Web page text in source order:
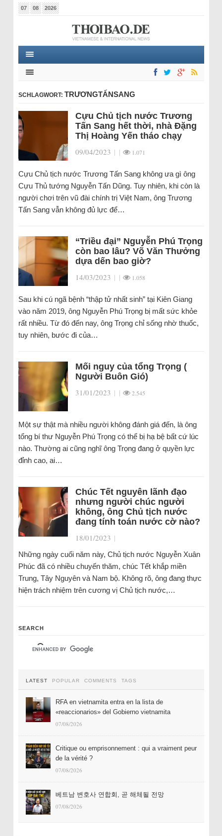
07 08 2026
SCHLAGWORT: TRƯƠNGTẤNSANG
Cựu Chủ tịch nước Trương
Tấn Sang hết thời, nhà Đặng
Thị Hoàng Yến tháo chạy
09/04/2023 | | 1.071
Cựu Chủ tịch nước Trương Tấn Sang không ưa gì ông
Cựu Thủ tướng Nguyễn Tấn Dũng. Tuy nhiên, khi còn là
người chơi trên vũ đài chính trị Việt Nam, ông Trương
Tấn Sang vẫn không đủ lực để…
“Triều đại” Nguyễn Phú Trọng
còn bao lâu? Võ Văn Thưởng
dựa dến bao giờ?
14/03/2023 | | 1.058
Sau khi cú ngã bệnh “thập tử nhất sinh” tại Kiên Giang
vào năm 2019, ông Nguyễn Phú Trọng bị mất sức khỏe
rất nhiều. Từ đó đến nay, ông Trọng chỉ sống nhờ thuốc,
tuy nhiên, bước đi của…
Mối nguy của tổng Trọng (
Người Buôn Gió)
31/01/2023 | | 2.545
Một sự thật mà nhiều người không đánh giá đến, là ông
tổng bí thư Nguyễn Phú Trọng có thể bị hạ bệ bất cứ lúc
nào. Thường ai cũng nghĩ ông Trọng đang ở quyền lực
đỉnh cao, ai…
Chúc Tết nguyên lãnh đạo
nhưng người chúc người
không, ông Chủ tịch nước
đang tính toán nước cờ nào?
18/01/2023 |
Những ngày cuối năm này, Chủ tịch nước Nguyễn Xuân
Phúc đã có nhiều chuyến thăm, chúc Tết khắp miền
Trung, Tây Nguyên và Nam bộ. Không rõ, ông đang thực
hiện trách nhiệm trên cương vị Chủ tịch nước,…
SEARCH
LATEST POPULAR COMMENTS TAGS
RFA en vietnamita entra en la lista de
«reaccionarios» del Gobierno vietnamita
07/08/2026
Critique ou emprisonnement : qui a vraiment peur
de la vérité ?
07/08/2026
베트남 변호사 연합회, 곧 해체될 전망
07/08/2026